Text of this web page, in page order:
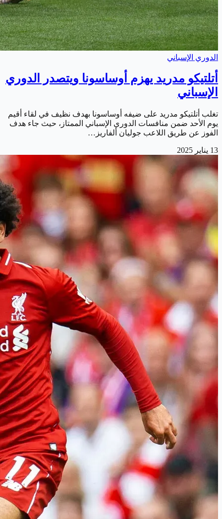
الدوري الإسباني
أتلتيكو مدريد يهزم أوساسونا ويتصدر الدوري
الإسباني
تغلب أتلتيكو مدريد على ضيفه أوساسونا بهدف نظيف في لقاء أقيم
يوم الأحد ضمن منافسات الدوري الإسباني الممتاز، حيث جاء هدف
الفوز عن طريق اللاعب جوليان ألفاريز…
13 يناير 2025